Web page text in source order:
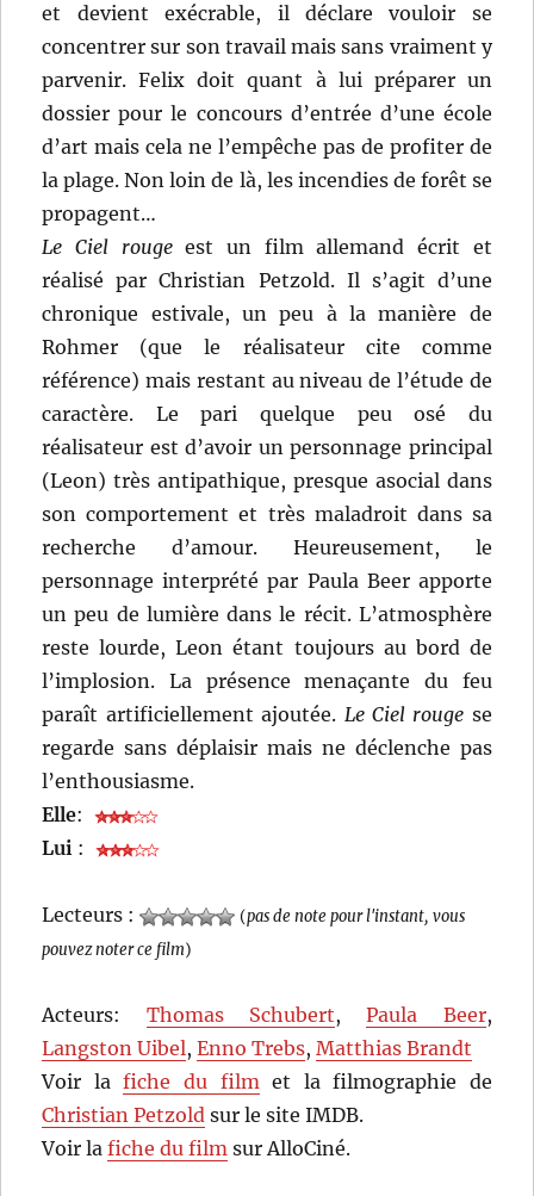
et devient exécrable, il déclare vouloir se
concentrer sur son travail mais sans vraiment y
parvenir. Felix doit quant à lui préparer un
dossier pour le concours d’entrée d’une école
d’art mais cela ne l’empêche pas de profiter de
la plage. Non loin de là, les incendies de forêt se
propagent…
Le Ciel rougeest un film allemand écrit et
réalisé par Christian Petzold. Il s’agit d’une
chronique estivale, un peu à la manière de
Rohmer (que le réalisateur cite comme
référence) mais restant au niveau de l’étude de
caractère. Le pari quelque peu osé du
réalisateur est d’avoir un personnage principal
(Leon) très antipathique, presque asocial dans
son comportement et très maladroit dans sa
recherche d’amour. Heureusement, le
personnage interprété par Paula Beer apporte
un peu de lumière dans le récit. L’atmosphère
reste lourde, Leon étant toujours au bord de
l’implosion. La présence menaçante du feu
paraît artificiellement ajoutée. Le Ciel rouge se
regarde sans déplaisir mais ne déclenche pas
l’enthousiasme.
Elle:
Lui :
Lecteurs : (pas de note pour l'instant, vous
pouvez noter ce film)
Acteurs: Thomas Schubert,Paula Beer,
Langston Uibel,Enno Trebs,Matthias Brandt
Voir lafiche du filmet la filmographie de
Christian Petzold sur le site IMDB.
Voir lafiche du film sur AlloCiné.